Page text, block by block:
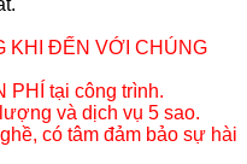
KHI ĐẾN VỚI CHÚNG
PHÍ tại công trình.
và dịch vụ 5 sao.
có tâm đảm bảo sự hài